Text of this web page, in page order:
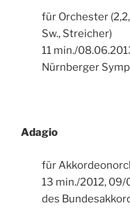
für Orchester
Sw., Streicher)
11 min./
Nürnberger
Adagio
für
13 min./2012,
des